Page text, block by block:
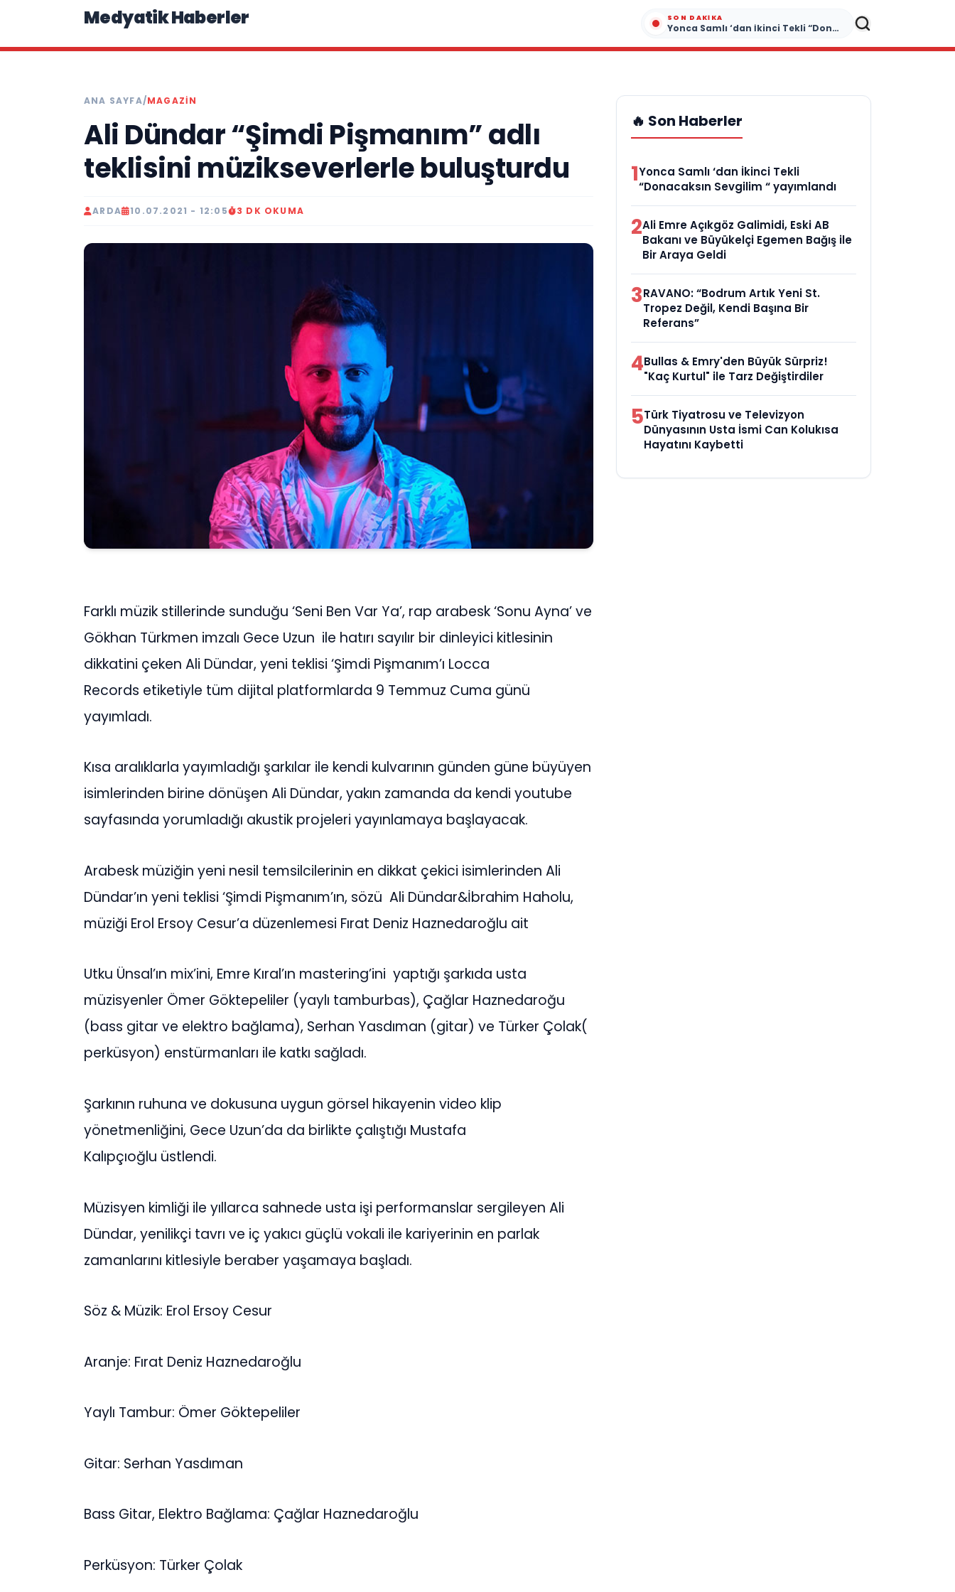
Medyatik Haberler SON DAKIKA
Yonca Samlı ‘dan İkinci Tekli “Donacaksın Sevgilim “ yayımlandı
ANA SAYFA/MAGAZİN
Ali Dündar “Şimdi Pişmanım” adlı
teklisini müzikseverlerle buluşturdu
ARDA 10.07.2021 - 12:05 3 DK OKUMA
Farklı müzik stillerinde sunduğu ‘Seni Ben Var Ya’, rap arabesk ‘Sonu Ayna’ ve
Gökhan Türkmen imzalı Gece Uzun ile hatırı sayılır bir dinleyici kitlesinin
dikkatini çeken Ali Dündar, yeni teklisi ‘Şimdi Pişmanım’ı Locca
Records etiketiyle tüm dijital platformlarda 9 Temmuz Cuma günü
yayımladı.
Kısa aralıklarla yayımladığı şarkılar ile kendi kulvarının günden güne büyüyen
isimlerinden birine dönüşen Ali Dündar, yakın zamanda da kendi youtube
sayfasında yorumladığı akustik projeleri yayınlamaya başlayacak.
Arabesk müziğin yeni nesil temsilcilerinin en dikkat çekici isimlerinden Ali
Dündar’ın yeni teklisi ‘Şimdi Pişmanım’ın, sözü Ali Dündar&İbrahim Haholu,
müziği Erol Ersoy Cesur’a düzenlemesi Fırat Deniz Haznedaroğlu ait
Utku Ünsal’ın mix’ini, Emre Kıral’ın mastering’ini yaptığı şarkıda usta
müzisyenler Ömer Göktepeliler (yaylı tamburbas), Çağlar Haznedaroğu
(bass gitar ve elektro bağlama), Serhan Yasdıman (gitar) ve Türker Çolak(
perküsyon) enstürmanları ile katkı sağladı.
Şarkının ruhuna ve dokusuna uygun görsel hikayenin video klip
yönetmenliğini, Gece Uzun’da da birlikte çalıştığı Mustafa
Kalıpçıoğlu üstlendi.
Müzisyen kimliği ile yıllarca sahnede usta işi performanslar sergileyen Ali
Dündar, yenilikçi tavrı ve iç yakıcı güçlü vokali ile kariyerinin en parlak
zamanlarını kitlesiyle beraber yaşamaya başladı.
Söz & Müzik: Erol Ersoy Cesur
Aranje: Fırat Deniz Haznedaroğlu
Yaylı Tambur: Ömer Göktepeliler
Gitar: Serhan Yasdıman
Bass Gitar, Elektro Bağlama: Çağlar Haznedaroğlu
Perküsyon: Türker Çolak
🔥 Son Haberler
1Yonca Samlı ‘dan İkinci Tekli
“Donacaksın Sevgilim “ yayımlandı
2Ali Emre Açıkgöz Galimidi, Eski AB
Bakanı ve Büyükelçi Egemen Bağış ile
Bir Araya Geldi
3RAVANO: “Bodrum Artık Yeni St.
Tropez Değil, Kendi Başına Bir
Referans”
4Bullas & Emry'den Büyük Sürpriz!
"Kaç Kurtul" ile Tarz Değiştirdiler
5Türk Tiyatrosu ve Televizyon
Dünyasının Usta İsmi Can Kolukısa
Hayatını Kaybetti